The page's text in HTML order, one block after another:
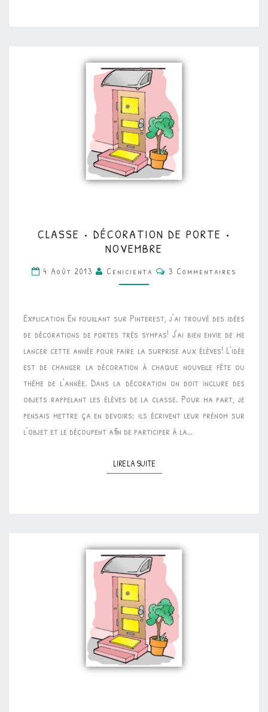
•
DÉCORATION
DE
PORTE
NOVEMBRE
CLASSE • DÉCORATION DE PORTE •
NOVEMBRE
4 Août 2013 Cenicienta Commentaires
3 Commentaires
Explication En fouillant sur Pinterest, j’ai trouvé des idées
de décorations de portes très sympas! J’ai bien envie de me
lancer cette année pour faire la surprise aux élèves! L’idée
est de changer la décoration à chaque nouvelle fête ou
thème de l’année. Dans la décoration on doit inclure des
objets rappelant les élèves de la classe. Pour ma part, je
pensais mettre ça en devoirs: ils écrivent leur prénom sur
l’objet et le découpent afin de participer à la…
LIRE LA SUITELIRE LA SUITE